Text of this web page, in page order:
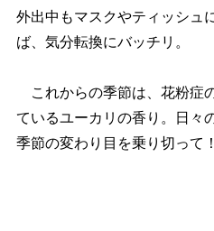
外出中もマスクやティッシュ
ば、気分転換にバッチリ。
これからの季節は、花粉症
ているユーカリの香り。日々
季節の変わり目を乗り切って！